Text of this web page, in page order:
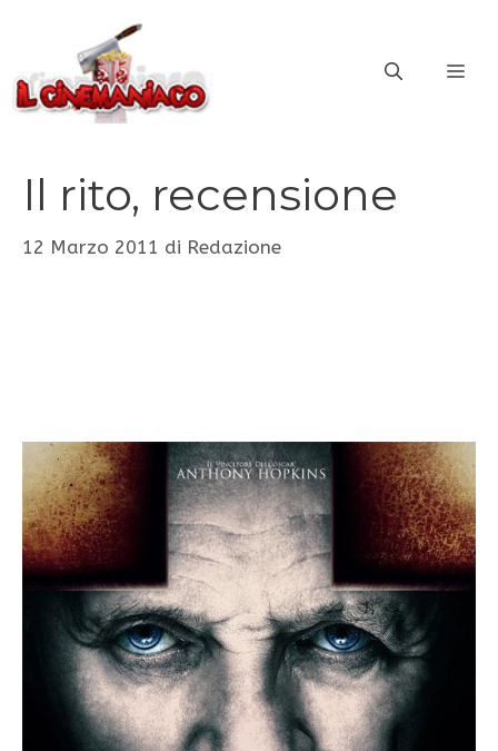
contenuto
Il rito, recensione
12 Marzo 2011 di Redazione